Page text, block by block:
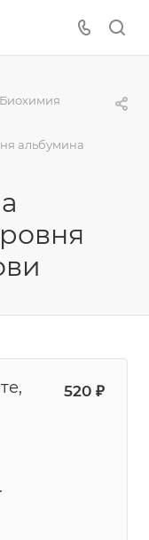
Биохимия
альбумина
520 ₽